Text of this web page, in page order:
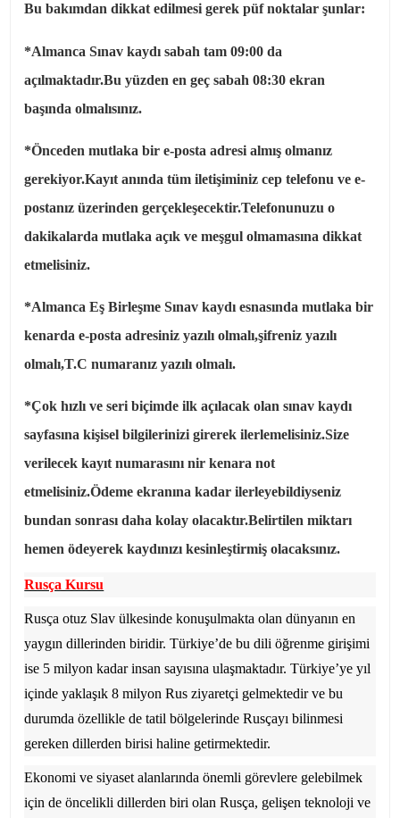
Bu bakımdan dikkat edilmesi gerek püf noktalar şunlar:
*Almanca Sınav kaydı sabah tam 09:00 da
açılmaktadır.Bu yüzden en geç sabah 08:30 ekran
başında olmalısınız.
*Önceden mutlaka bir e-posta adresi almış olmanız
gerekiyor.Kayıt anında tüm iletişiminiz cep telefonu ve e-
postanız üzerinden gerçekleşecektir.Telefonunuzu o
dakikalarda mutlaka açık ve meşgul olmamasına dikkat
etmelisiniz.
*Almanca Eş Birleşme Sınav kaydı esnasında mutlaka bir
kenarda e-posta adresiniz yazılı olmalı,şifreniz yazılı
olmalı,T.C numaranız yazılı olmalı.
*Çok hızlı ve seri biçimde ilk açılacak olan sınav kaydı
sayfasına kişisel bilgilerinizi girerek ilerlemelisiniz.Size
verilecek kayıt numarasını nir kenara not
etmelisiniz.Ödeme ekranına kadar ilerleyebildiyseniz
bundan sonrası daha kolay olacaktır.Belirtilen miktarı
hemen ödeyerek kaydınızı kesinleştirmiş olacaksınız.
Rusça Kursu
Rusça otuz Slav ülkesinde konuşulmakta olan dünyanın en
yaygın dillerinden biridir. Türkiye’de bu dili öğrenme girişimi
ise 5 milyon kadar insan sayısına ulaşmaktadır. Türkiye’ye yıl
içinde yaklaşık 8 milyon Rus ziyaretçi gelmektedir ve bu
durumda özellikle de tatil bölgelerinde Rusçayı bilinmesi
gereken dillerden birisi haline getirmektedir.
Ekonomi ve siyaset alanlarında önemli görevlere gelebilmek
için de öncelikli dillerden biri olan Rusça, gelişen teknoloji ve